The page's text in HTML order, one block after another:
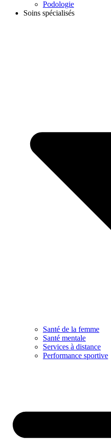
Podologie
Soins spécialisés
Santé de la femme
Santé mentale
Services à distance
Performance sportive